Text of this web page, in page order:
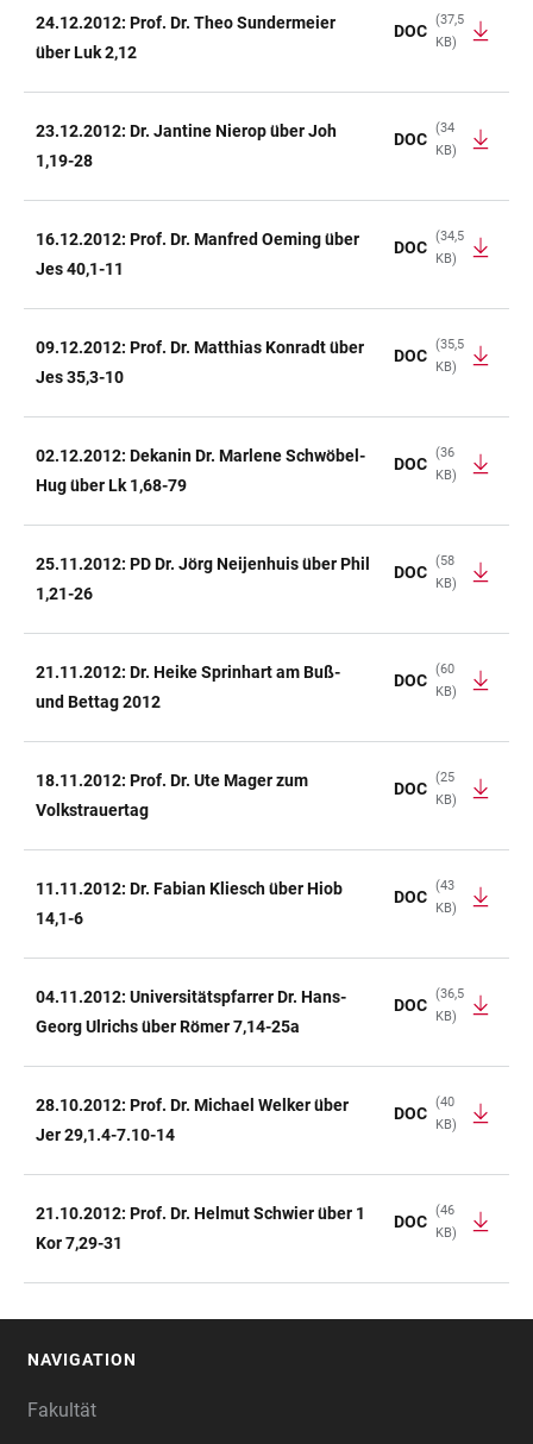
24.12.2012: Prof. Dr. Theo Sundermeier
über Luk 2,12
DOC
(37,5
KB)
23.12.2012: Dr. Jantine Nierop über Joh
1,19-28
DOC
(34
KB)
16.12.2012: Prof. Dr. Manfred Oeming über
Jes 40,1-11
DOC
(34,5
KB)
09.12.2012: Prof. Dr. Matthias Konradt über
Jes 35,3-10
DOC
(35,5
KB)
02.12.2012: Dekanin Dr. Marlene Schwöbel-
Hug über Lk 1,68-79
DOC
(36
KB)
25.11.2012: PD Dr. Jörg Neijenhuis über Phil
1,21-26
DOC
(58
KB)
21.11.2012: Dr. Heike Sprinhart am Buß-
und Bettag 2012
DOC
(60
KB)
18.11.2012: Prof. Dr. Ute Mager zum
Volkstrauertag
DOC
(25
KB)
11.11.2012: Dr. Fabian Kliesch über Hiob
14,1-6
DOC
(43
KB)
04.11.2012: Universitätspfarrer Dr. Hans-
Georg Ulrichs über Römer 7,14-25a
DOC
(36,5
KB)
28.10.2012: Prof. Dr. Michael Welker über
Jer 29,1.4-7.10-14
DOC
(40
KB)
21.10.2012: Prof. Dr. Helmut Schwier über 1
Kor 7,29-31
DOC
(46
KB)
NAVIGATION
Fakultät